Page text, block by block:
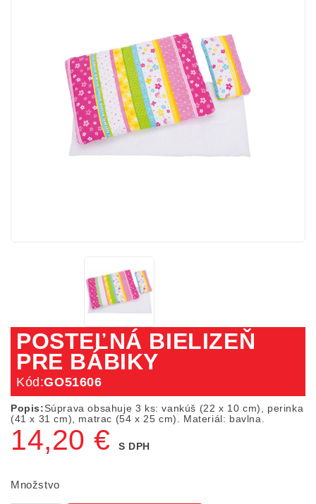
POSTEĽNÁ BIELIZEŇ
PRE BÁBIKY
Kód:GO51606
Popis:Súprava obsahuje 3 ks: vankúš (22 x 10 cm), perinka
(41 x 31 cm), matrac (54 x 25 cm). Materiál: bavlna.
14,20 € S DPH
Množstvo